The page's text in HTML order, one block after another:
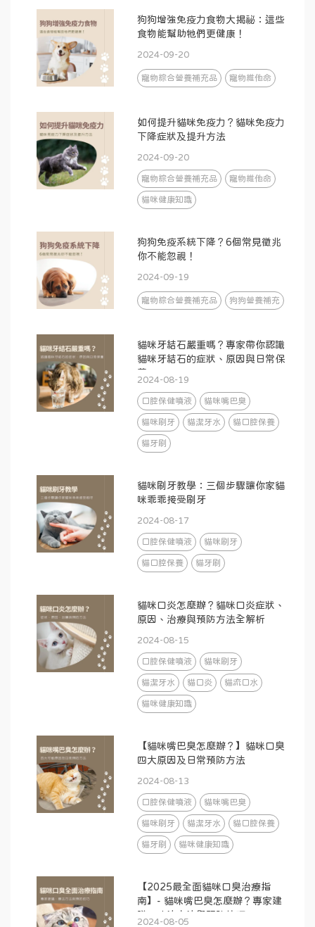
狗狗增強免疫力食物大揭祕：這些
食物能幫助牠們更健康！
2024-09-20
寵物綜合營養補充品 寵物維他命
如何提升貓咪免疫力？貓咪免疫力
下降症狀及提升方法
2024-09-20
寵物綜合營養補充品 寵物維他命
貓咪健康知識
狗狗免疫系統下降？6個常見徵兆
你不能忽視！
2024-09-19
寵物綜合營養補充品 狗狗營養補充
貓咪牙結石嚴重嗎？專家帶你認識
貓咪牙結石的症狀、原因與日常保
養
2024-08-19
口腔保健噴液 貓咪嘴巴臭
貓咪刷牙 貓潔牙水 貓口腔保養
貓牙刷
貓咪刷牙教學：三個步驟讓你家貓
咪乖乖接受刷牙
2024-08-17
口腔保健噴液 貓咪刷牙
貓口腔保養 貓牙刷
貓咪口炎怎麼辦？貓咪口炎症狀、
原因、治療與預防方法全解析
2024-08-15
口腔保健噴液 貓咪刷牙
貓潔牙水 貓口炎 貓流口水
貓咪健康知識
【貓咪嘴巴臭怎麼辦？】貓咪口臭
四大原因及日常預防方法
2024-08-13
口腔保健噴液 貓咪嘴巴臭
貓咪刷牙 貓潔牙水 貓口腔保養
貓牙刷 貓咪健康知識
【2025最全面貓咪口臭治療指
南】- 貓咪嘴巴臭怎麼辦？專家建
議、療法方法與預防技巧
2024-08-05